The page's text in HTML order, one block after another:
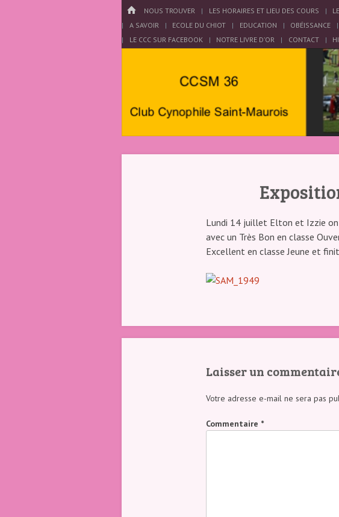
HOME
Menu
PASSER AU CONTENU
NOUS TROUVER LES HORAIRES ET LIEU DES COURS
A SAVOIR
ECOLE DU CHIOT EDUCATION OBÉISSANCE
LE CCC SUR FACEBOOK
NOTRE LIVRE D’OR CONTACT
Club
Maurois –
Club
Canin
Lundi 14 juillet Elton et Izzie
avec un Très Bon en classe
Excellent en classe Jeune et
Laisser un
Votre adresse e-mail ne sera pas
Commentaire *